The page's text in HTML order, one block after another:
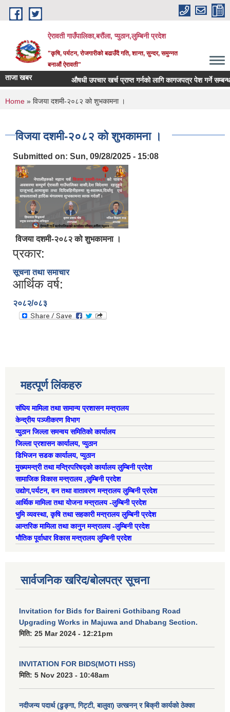
Skip to main content
ऐरावती गाउँपालिका,बरौंला, प्युठान,लुम्बिनी प्रदेश
"कृषि, पर्यटन, रोजगारीको बढाउँदै गति, शान्त, सुन्दर, समुन्नत
बनाऔं ऐरावती"
ताजा खबर औषधी उपचार खर्च प्राप्त गर्नको लागि कागजपत्र पेश गर्ने सम्बन्धमा
You are here
Home » विजया दशमी-२०८२ को शुभकामना ।
विजया दशमी-२०८२ को शुभकामना ।
Submitted on: Sun, 09/28/2025 - 15:08
विजया दशमी-२०८२ को शुभकामना ।
प्रकार:
सूचना तथा समाचार
आर्थिक वर्ष:
२०८२/०८३
महत्पूर्ण लिंकहरु
संघिय मामिला तथा सामान्य प्रशासन मन्त्रालय
केन्द्रीय पञ्जीकरण विभाग
प्युठान जिल्ला समन्वय समितिको कार्यालय
जिल्ला प्रशासन कार्यालय, प्युठान
डिभिजन सडक कार्यालय, प्युठान
मुख्यमन्त्री तथा मन्त्रिपरिषद्को कार्यालय लुम्बिनी प्रदेश
सामाजिक विकास मन्त्रालय ,लुम्बिनी प्रदेश
उद्याेग,पर्यटन, वन तथा वातावरण मन्त्रालय लुम्बिनी प्रदेश
आर्थिक मामिला तथा योजना मन्त्रालय -लुम्बिनी प्रदेश
भुमि व्यवस्था, कृषि तथा सहकारी मन्त्रालय लुम्बिनी प्रदेश
आन्तरिक मामिला तथा कानुन मन्त्रालय -लुम्बिनी प्रदेश
भौतिक पूर्वाधार विकास मन्त्रालय लुम्बिनी प्रदेश
सार्वजनिक खरिद/बोलपत्र सूचना
Invitation for Bids for Baireni Gothibang Road
Upgrading Works in Majuwa and Dhabang Section.
मिति: 25 Mar 2024 - 12:21pm
INVITATION FOR BIDS(MOTI HSS)
मिति: 5 Nov 2023 - 10:48am
नदीजन्य पदार्थ (ढुङ्गा, गिट्टी, बालुवा) उत्खनन् र बिक्री कार्यको ठेक्का